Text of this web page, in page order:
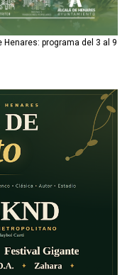
programa del 3 al 9